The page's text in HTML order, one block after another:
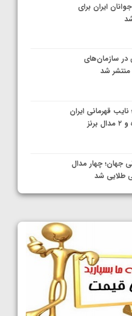
ایران برای
در سازمان‌های
منتشر شد
قهرمانی ایران
جهان؛ چهار مدال
طلایی شد
نمایندگان